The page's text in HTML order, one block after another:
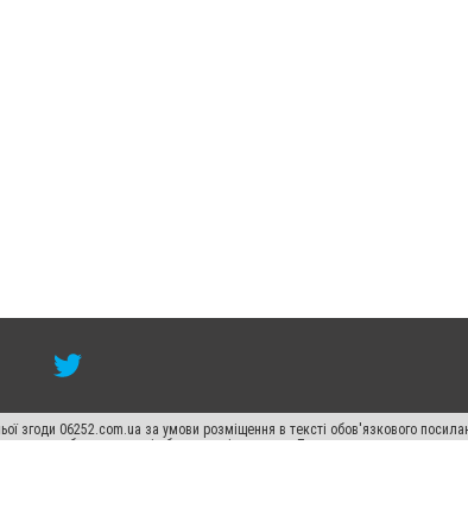
згоди 06252.com.ua за умови розміщення в тексті обов'язкового
другого абзацу в тексті або в якості джерела. Порушення виняткових